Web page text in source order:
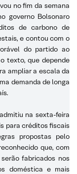
no fim da semana
governo Bolsonaro
de carbono de
e contou com o
do partido ao
texto, que depende
ampliar a escala da
demanda de longa
na sexta-feira
para créditos fiscais
propostas pelo
que, com
fabricados nos
doméstica e mais